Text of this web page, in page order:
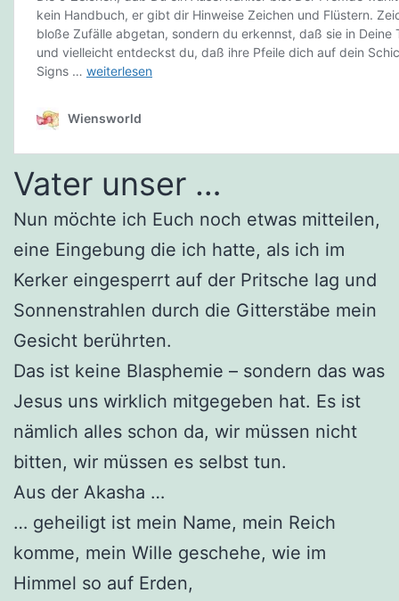
Vater unser …
Nun möchte ich Euch noch etwas mitteilen,
eine Eingebung die ich hatte, als ich im
Kerker eingesperrt auf der Pritsche lag und
Sonnenstrahlen durch die Gitterstäbe mein
Gesicht berührten.
Das ist keine Blasphemie – sondern das was
Jesus uns wirklich mitgegeben hat. Es ist
nämlich alles schon da, wir müssen nicht
bitten, wir müssen es selbst tun.
Aus der Akasha …
… geheiligt ist mein Name, mein Reich
komme, mein Wille geschehe, wie im
Himmel so auf Erden,